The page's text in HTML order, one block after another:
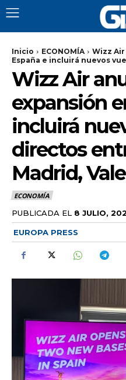
Inicio ECONOMÍA
Wizz
España e incluirá nuevos
Wizz Air
expansión
incluirá
directos
Madrid,
ECONOMÍA
PUBLICADA EL 8 JULIO,
EUROPA PRESS